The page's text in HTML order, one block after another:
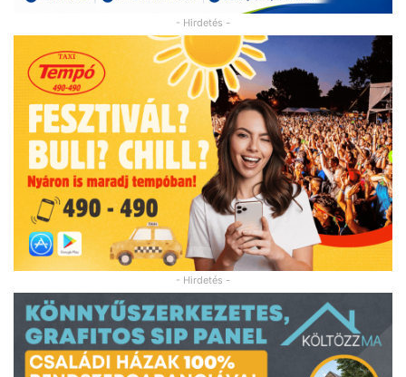
- Hirdetés -
- Hirdetés -